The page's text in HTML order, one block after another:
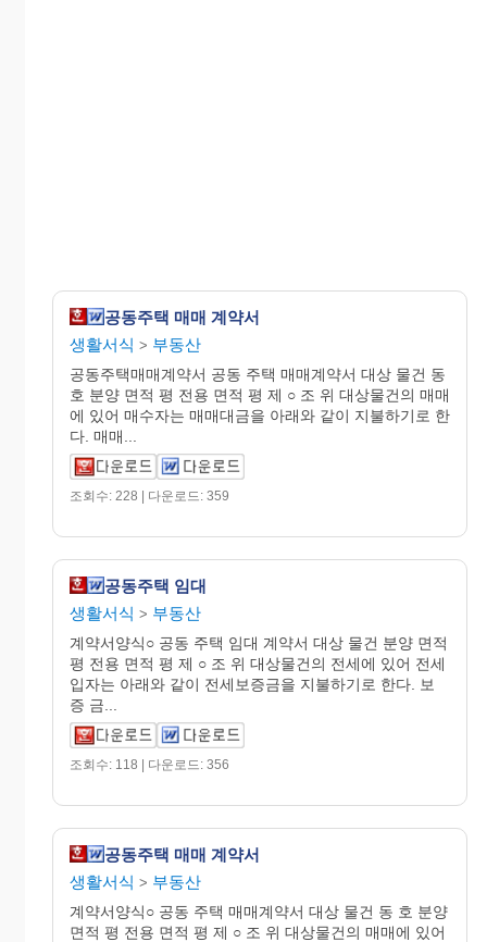
공동주택 매매 계약서
생활서식 > 부동산
공동주택매매계약서 공동 주택 매매계약서 대상 물건 동
호 분양 면적 평 전용 면적 평 제 ○ 조 위 대상물건의 매매
에 있어 매수자는 매매대금을 아래와 같이 지불하기로 한
다. 매매...
조회수: 228 | 다운로드: 359
공동주택 임대
생활서식 > 부동산
계약서양식○ 공동 주택 임대 계약서 대상 물건 분양 면적
평 전용 면적 평 제 ○ 조 위 대상물건의 전세에 있어 전세
입자는 아래와 같이 전세보증금을 지불하기로 한다. 보
증 금...
조회수: 118 | 다운로드: 356
공동주택 매매 계약서
생활서식 > 부동산
계약서양식○ 공동 주택 매매계약서 대상 물건 동 호 분양
면적 평 전용 면적 평 제 ○ 조 위 대상물건의 매매에 있어